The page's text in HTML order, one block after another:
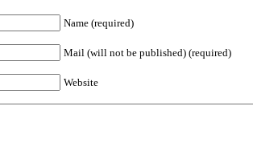
Name (required)
Mail (will not be published) (required)
Website